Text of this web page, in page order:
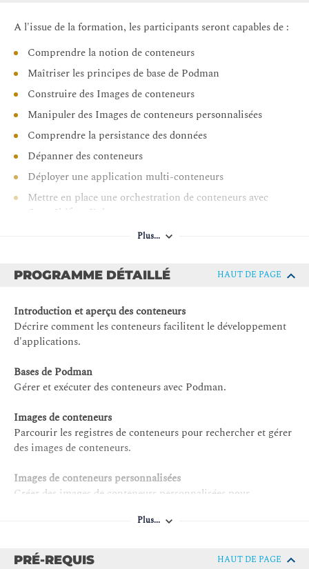
A l'issue de la formation, les participants seront capables de :
Comprendre la notion de conteneurs
Maîtriser les principes de base de Podman
Construire des Images de conteneurs
Manipuler des Images de conteneurs personnalisées
Comprendre la persistance des données
Dépanner des conteneurs
Déployer une application multi-conteneurs
Mettre en place une orchestration de conteneurs avec
OpenShift et Kubernetes
Plus...
PROGRAMME DÉTAILLÉ HAUT DE PAGE
Introduction et aperçu des conteneurs
Décrire comment les conteneurs facilitent le développement
d'applications.
Bases de Podman
Gérer et exécuter des conteneurs avec Podman.
Images de conteneurs
Parcourir les registres de conteneurs pour rechercher et gérer
des images de conteneurs.
Images de conteneurs personnalisées
Créer des images de conteneurs personnalisées pour
Exécuter des conteneurs de base de données avec persistance.
Plus...
PRÉ-REQUIS HAUT DE PAGE